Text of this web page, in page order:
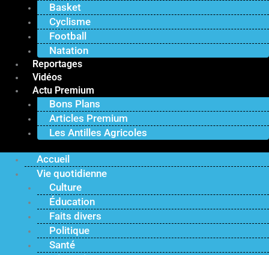
Basket
Cyclisme
Football
Natation
Reportages
Vidéos
Actu Premium
Bons Plans
Articles Premium
Les Antilles Agricoles
Accueil
Vie quotidienne
Culture
Éducation
Faits divers
Politique
Santé